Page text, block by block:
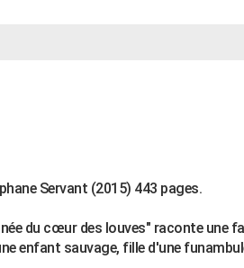
Servant (2015) 443 pages.
du cœur des louves" raconte une
enfant sauvage, fille d'une